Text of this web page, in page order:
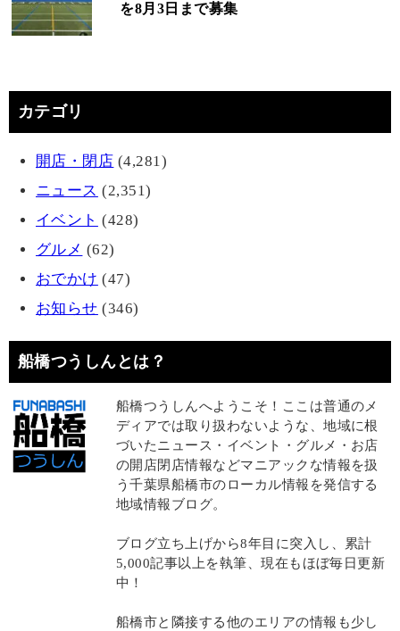
を8月3日まで募集
カテゴリ
開店・閉店 (4,281)
ニュース (2,351)
イベント (428)
グルメ (62)
おでかけ (47)
お知らせ (346)
船橋つうしんとは？
船橋つうしんへようこそ！ここは普通のメ
ディアでは取り扱わないような、地域に根
づいたニュース・イベント・グルメ・お店
の開店閉店情報などマニアックな情報を扱
う千葉県船橋市のローカル情報を発信する
地域情報ブログ。
ブログ立ち上げから8年目に突入し、累計
5,000記事以上を執筆、現在もほぼ毎日更新
中！
船橋市と隣接する他のエリアの情報も少し